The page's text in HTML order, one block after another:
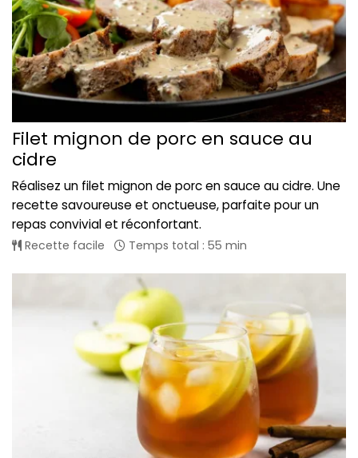
Filet mignon de porc en sauce au
cidre
Réalisez un filet mignon de porc en sauce au cidre. Une
recette savoureuse et onctueuse, parfaite pour un
repas convivial et réconfortant.
Recette facile Temps total : 55 min